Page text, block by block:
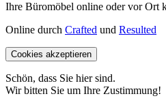
Ihre Büromöbel online oder vor Ort
Online durch Crafted und Resulted
Cookies akzeptieren
Schön, dass Sie hier sind.
Wir bitten Sie um Ihre Zustimmung!